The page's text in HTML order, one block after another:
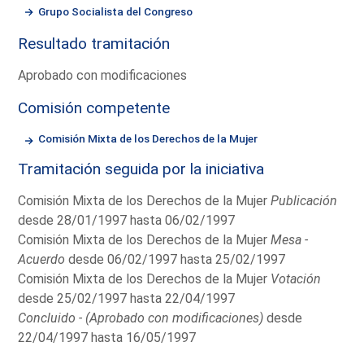
Grupo Socialista del Congreso
Resultado tramitación
Aprobado con modificaciones
Comisión competente
Comisión Mixta de los Derechos de la Mujer
Tramitación seguida por la iniciativa
Comisión Mixta de los Derechos de la MujerPublicación
desde 28/01/1997 hasta 06/02/1997
Comisión Mixta de los Derechos de la MujerMesa -
Acuerdo desde 06/02/1997 hasta 25/02/1997
Comisión Mixta de los Derechos de la Mujer Votación
desde 25/02/1997 hasta 22/04/1997
Concluido - (Aprobado con modificaciones) desde
22/04/1997 hasta 16/05/1997